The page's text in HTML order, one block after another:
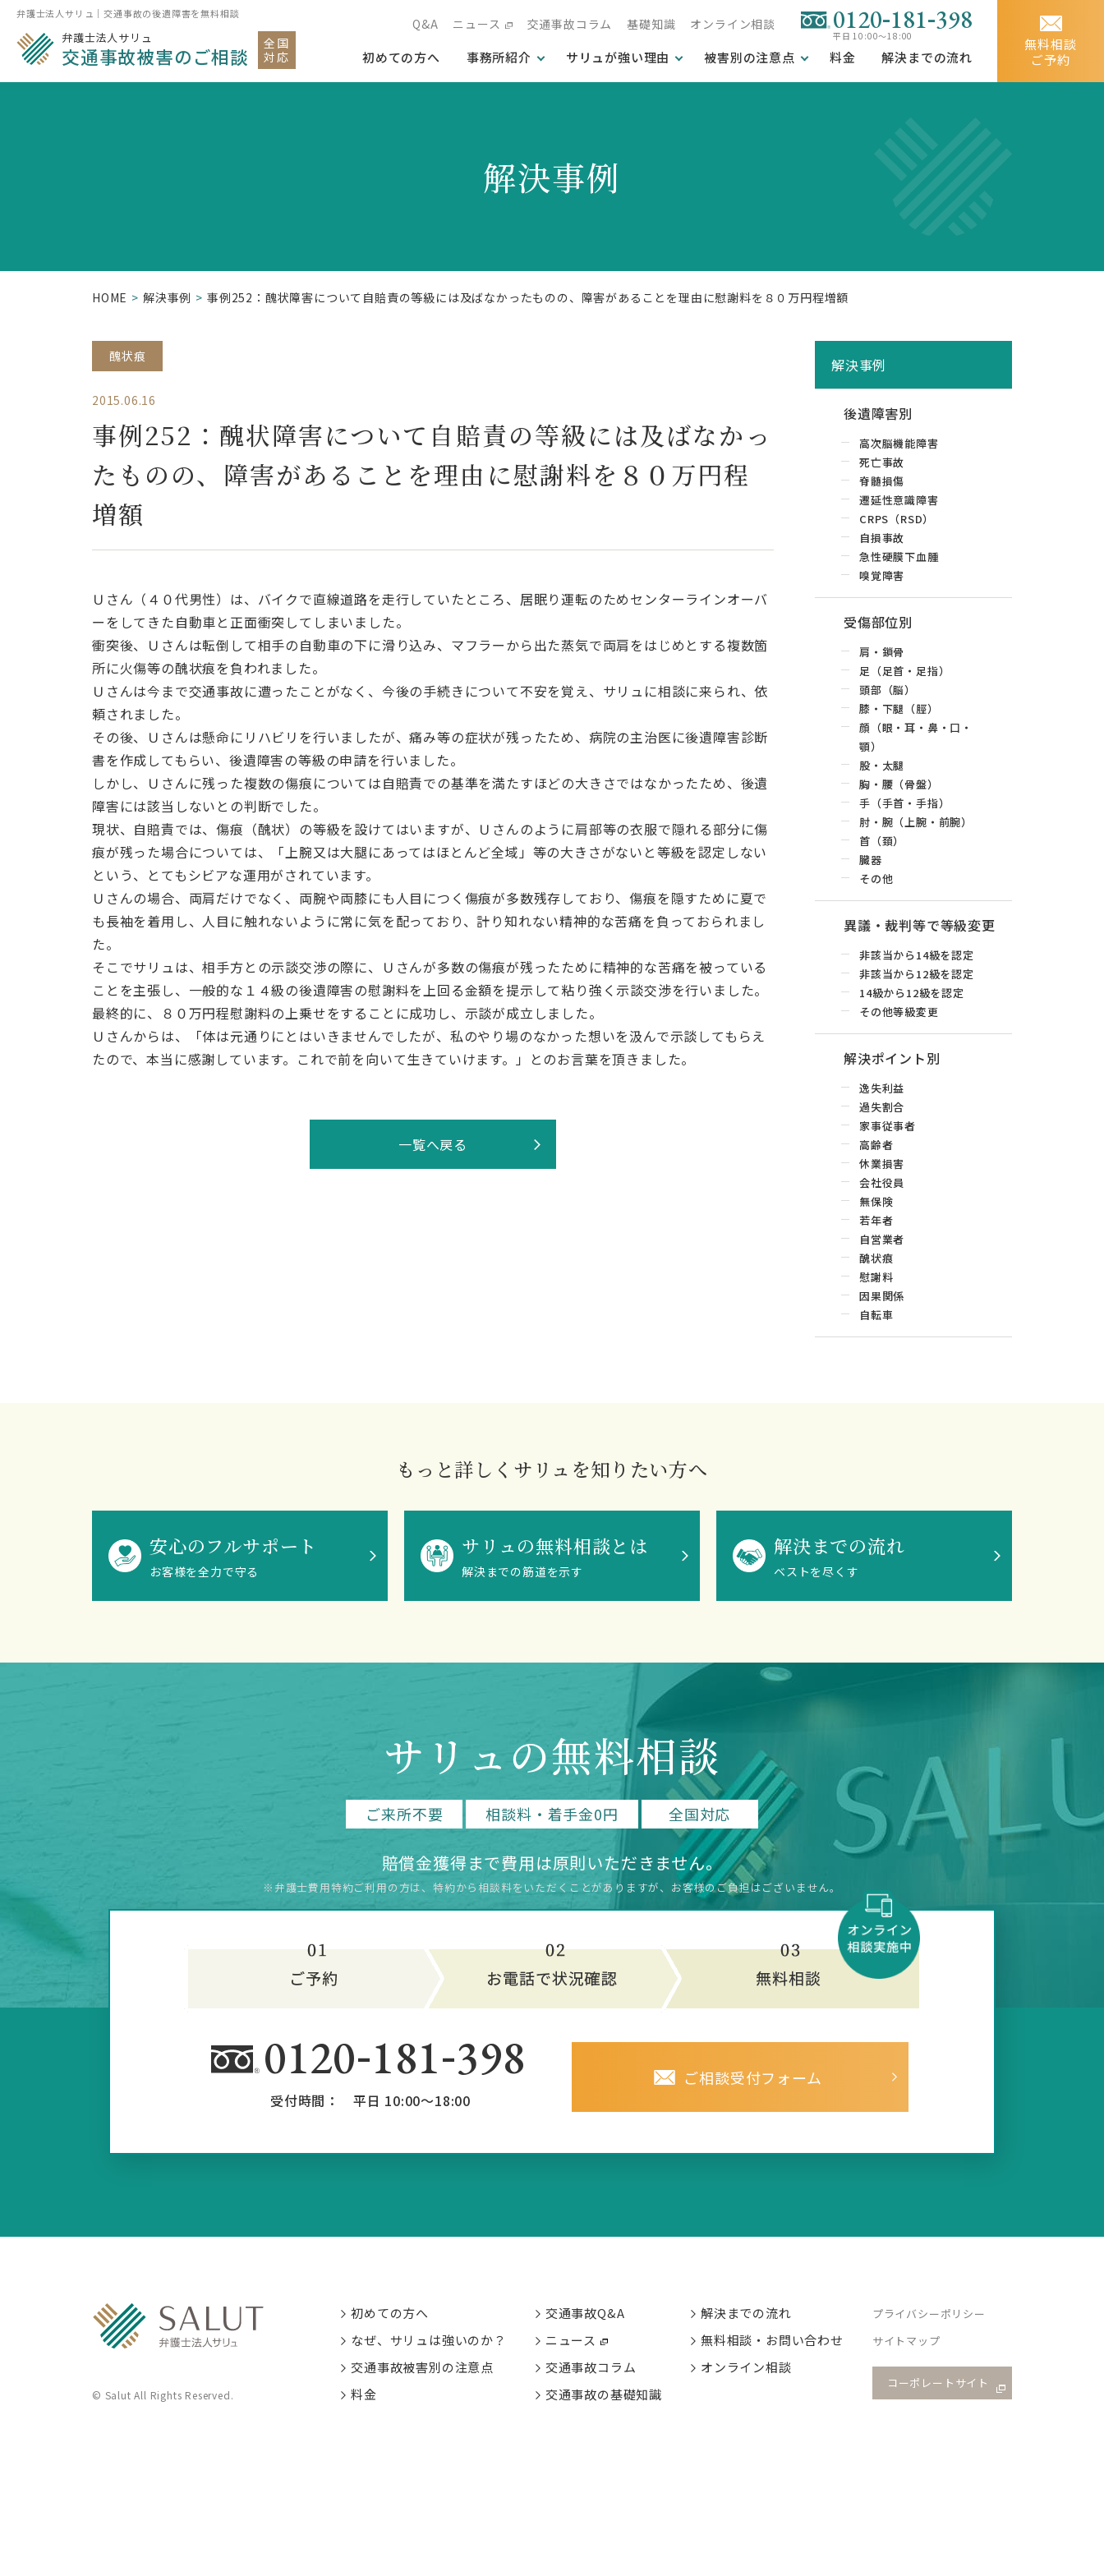
弁護士法人サリュ｜交通事故の後遺障害を無料相談
弁護士法人サリュ
交通事故被害のご相談
全国
対応
Q&A ニュース 交通事故コラム 基礎知識 オンライン相談 0120-181-398
平日 10:00～18:00
無料相談
ご予約
初めての方へ 事務所紹介 サリュが強い理由 被害別の注意点 料金 解決までの流れ
解決事例
HOME 解決事例 事例252：醜状障害について自賠責の等級には及ばなかったものの、障害があることを理由に慰謝料を８０万円程増額
醜状痕
2015.06.16
事例252：醜状障害について自賠責の等級には及ばなかっ
たものの、障害があることを理由に慰謝料を８０万円程
増額
Ｕさん（４０代男性）は、バイクで直線道路を走行していたところ、居眠り運転のためセンターラインオーバ
ーをしてきた自動車と正面衝突してしまいました。
衝突後、Ｕさんは転倒して相手の自動車の下に滑り込み、マフラーから出た蒸気で両肩をはじめとする複数箇
所に火傷等の醜状痕を負われました。
Ｕさんは今まで交通事故に遭ったことがなく、今後の手続きについて不安を覚え、サリュに相談に来られ、依
頼されました。
その後、Ｕさんは懸命にリハビリを行いましたが、痛み等の症状が残ったため、病院の主治医に後遺障害診断
書を作成してもらい、後遺障害の等級の申請を行いました。
しかし、Ｕさんに残った複数の傷痕については自賠責での基準を満たすほどの大きさではなかったため、後遺
障害には該当しないとの判断でした。
現状、自賠責では、傷痕（醜状）の等級を設けてはいますが、Ｕさんのように肩部等の衣服で隠れる部分に傷
痕が残った場合については、「上腕又は大腿にあってはほとんど全域」等の大きさがないと等級を認定しない
という、とてもシビアな運用がされています。
Ｕさんの場合、両肩だけでなく、両腕や両膝にも人目につく傷痕が多数残存しており、傷痕を隠すために夏で
も長袖を着用し、人目に触れないように常に気を配っており、計り知れない精神的な苦痛を負っておられまし
た。
そこでサリュは、相手方との示談交渉の際に、Ｕさんが多数の傷痕が残ったために精神的な苦痛を被っている
ことを主張し、一般的な１４級の後遺障害の慰謝料を上回る金額を提示して粘り強く示談交渉を行いました。
最終的に、８０万円程慰謝料の上乗せをすることに成功し、示談が成立しました。
Ｕさんからは、「体は元通りにとはいきませんでしたが、私のやり場のなかった想いを汲んで示談してもらえ
たので、本当に感謝しています。これで前を向いて生きていけます。」とのお言葉を頂きました。
一覧へ戻る
解決事例
後遺障害別
高次脳機能障害
死亡事故
脊髄損傷
遷延性意識障害
CRPS（RSD）
自損事故
急性硬膜下血腫
嗅覚障害
受傷部位別
肩・鎖骨
足（足首・足指）
頭部（脳）
膝・下腿（脛）
顔（眼・耳・鼻・口・
顎）
股・太腿
胸・腰（骨盤）
手（手首・手指）
肘・腕（上腕・前腕）
首（頚）
臓器
その他
異議・裁判等で等級変更
非該当から14級を認定
非該当から12級を認定
14級から12級を認定
その他等級変更
解決ポイント別
逸失利益
過失割合
家事従事者
高齢者
休業損害
会社役員
無保険
若年者
自営業者
醜状痕
慰謝料
因果関係
自転車
もっと詳しくサリュを知りたい方へ
安心のフルサポート
お客様を全力で守る
サリュの無料相談とは
解決までの筋道を示す
解決までの流れ
ベストを尽くす
サリュの無料相談
ご来所不要 相談料・着手金0円 全国対応
賠償金獲得まで費用は原則いただきません。
※弁護士費用特約ご利用の方は、特約から相談料をいただく ことがありますが、お客様のご負担はございません。
0120-181-398
受付時間： 平日 10:00～18:00
ご相談受付フォーム
初めての方へ
なぜ、サリュは強いのか？
交通事故被害別の注意点
料金
交通事故Q&A
ニュース
交通事故コラム
交通事故の基礎知識
解決までの流れ
無料相談・お問い合わせ
オンライン相談
プライバシーポリシー
サイトマップ
コーポレートサイト
© Salut All Rights Reserved.